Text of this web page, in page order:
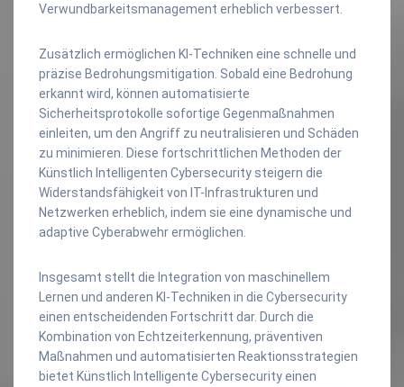
Verwundbarkeitsmanagement erheblich verbessert.
Zusätzlich ermöglichen KI-Techniken eine schnelle und
präzise Bedrohungsmitigation. Sobald eine Bedrohung
erkannt wird, können automatisierte
Sicherheitsprotokolle sofortige Gegenmaßnahmen
einleiten, um den Angriff zu neutralisieren und Schäden
zu minimieren. Diese fortschrittlichen Methoden der
Künstlich Intelligenten Cybersecurity steigern die
Widerstandsfähigkeit von IT-Infrastrukturen und
Netzwerken erheblich, indem sie eine dynamische und
adaptive Cyberabwehr ermöglichen.
Insgesamt stellt die Integration von maschinellem
Lernen und anderen KI-Techniken in die Cybersecurity
einen entscheidenden Fortschritt dar. Durch die
Kombination von Echtzeiterkennung, präventiven
Maßnahmen und automatisierten Reaktionsstrategien
bietet Künstlich Intelligente Cybersecurity einen